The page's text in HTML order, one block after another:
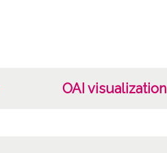
OAI visualization